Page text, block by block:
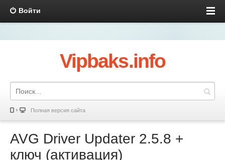
Войти
Vipbaks.info
Полная версия сайта
AVG Driver Updater 2.5.8 +
ключ (активация)